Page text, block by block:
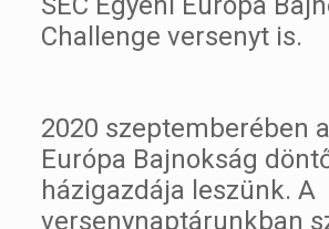
Challenge versenyt is.
2020 szeptemberében
Európa Bajnokság
házigazdája leszünk. A
versenynaptárunkban